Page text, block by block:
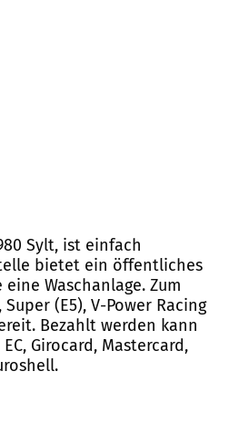
Sylt, ist einfach
bietet ein öffentliches
Waschanlage. Zum
(E5), V-Power Racing
Bezahlt werden kann
Girocard, Mastercard,